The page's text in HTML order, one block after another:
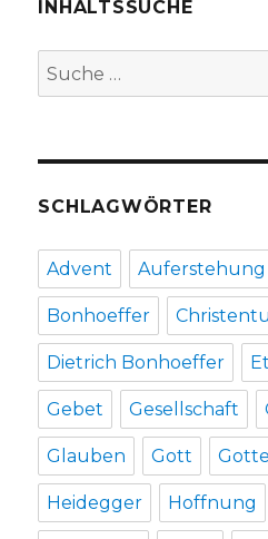
Joachim
INHALTSSUCHE
Suche
nach:
SCHLAGWÖRTER
Advent Auferstehung
Bonhoeffer
Dietrich Bonhoeffer
Gebet Gesellschaft
Glauben Gott
Heidegger Hoffnung